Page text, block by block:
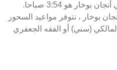
ووقت انتهاء السحور أو الفجر في أنجان بوخار هو 3:54 صباحا.
بوخار ، نتوفر مواعيد السحور
(سني) أو الفقه الجعفري